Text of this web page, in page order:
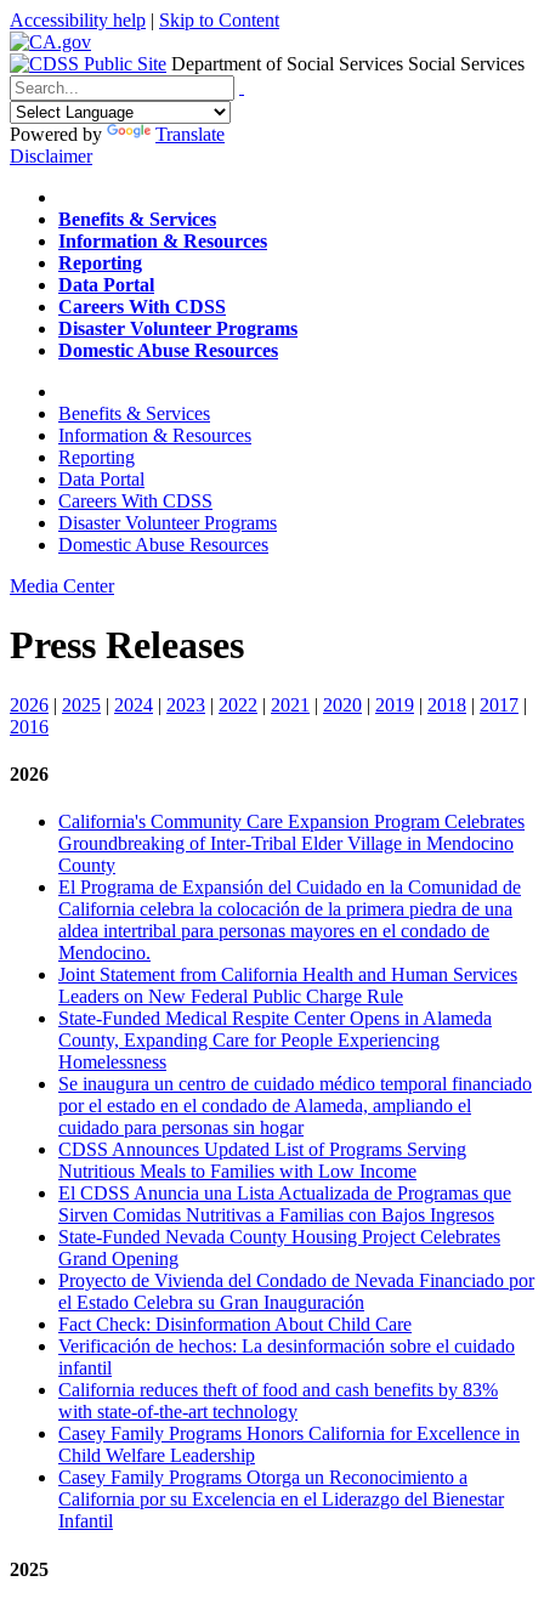
Accessibility help | Skip to Content
Department of Social Services Social Services
Menu
Contact
Search
Powered by
Translate
Disclaimer
Home
Benefits & Services
Information & Resources
Reporting
Data Portal
Careers With CDSS
Disaster Volunteer Programs
Domestic Abuse Resources
Home
Benefits & Services
Information & Resources
Reporting
Data Portal
Careers With CDSS
Disaster Volunteer Programs
Domestic Abuse Resources
Media Center
Press Releases
2026 | 2025 | 2024 | 2023 | 2022 | 2021 | 2020 | 2019 | 2018 | 2017 |
2016
2026
California's Community Care Expansion Program Celebrates
Groundbreaking of Inter-Tribal Elder Village in Mendocino
County
El Programa de Expansión del Cuidado en la Comunidad de
California celebra la colocación de la primera piedra de una
aldea intertribal para personas mayores en el condado de
Mendocino.
Joint Statement from California Health and Human Services
Leaders on New Federal Public Charge Rule
State-Funded Medical Respite Center Opens in Alameda
County, Expanding Care for People Experiencing
Homelessness
Se inaugura un centro de cuidado médico temporal financiado
por el estado en el condado de Alameda, ampliando el
cuidado para personas sin hogar
CDSS Announces Updated List of Programs Serving
Nutritious Meals to Families with Low Income
El CDSS Anuncia una Lista Actualizada de Programas que
Sirven Comidas Nutritivas a Familias con Bajos Ingresos
State-Funded Nevada County Housing Project Celebrates
Grand Opening
Proyecto de Vivienda del Condado de Nevada Financiado por
el Estado Celebra su Gran Inauguración
Fact Check: Disinformation About Child Care
Verificación de hechos: La desinformación sobre el cuidado
infantil
California reduces theft of food and cash benefits by 83%
with state-of-the-art technology
Casey Family Programs Honors California for Excellence in
Child Welfare Leadership
Casey Family Programs Otorga un Reconocimiento a
California por su Excelencia en el Liderazgo del Bienestar
Infantil
2025